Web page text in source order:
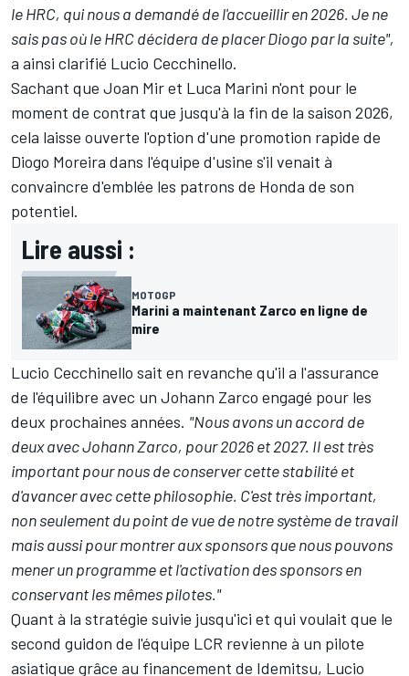
le HRC, qui nous a demandé de l'accueillir en 2026. Je ne
sais pas où le HRC décidera de placer Diogo par la suite",
a ainsi clarifié Lucio Cecchinello.
Sachant que Joan Miret Luca Marini n'ont pour le
moment de contrat que jusqu'à la fin de la saison 2026,
cela laisse ouverte l'option d'une promotion rapide de
Diogo Moreira dans l'équipe d'usine s'il venait à
convaincre d'emblée les patrons de Honda de son
potentiel.
Lire aussi :
MOTOGP
Marini a maintenant Zarco en ligne de
mire
Lucio Cecchinello sait en revanche qu'il a l'assurance
de l'équilibre avec un Johann Zarco engagé pour les
deux prochaines années. "Nous avons un accord de
deux avec Johann Zarco, pour 2026 et 2027. Il est très
important pour nous de conserver cette stabilité et
d'avancer avec cette philosophie. C'est très important,
non seulement du point de vue de notre système de travail
mais aussi pour montrer aux sponsors que nous pouvons
mener un programme et l'activation des sponsors en
conservant les mêmes pilotes."
Quant à la stratégie suivie jusqu'ici et qui voulait que le
second guidon de l'équipe LCR revienne à un pilote
asiatique grâce au financement de Idemitsu, Lucio